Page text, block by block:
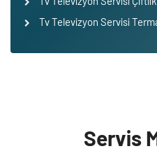
Tv Televizyon Servisi
Servis